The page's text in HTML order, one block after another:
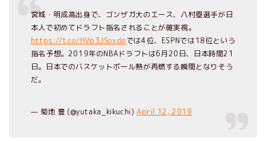
宮城・明成高出身で、ゴンザガ大のエース、八村塁選手が日
本人で初めてドラフト指名されることが確実視。
https://t.co/HVp3JSoxdpでは4位、ESPNでは18位という
指名予想。2019年のNBAドラフトは6月20日、日本時間21
日。日本でのバスケットボール熱が再燃する瞬間となりそう
だ。
— 菊地 豊 (@yutaka_kikuchi)April 12, 2019